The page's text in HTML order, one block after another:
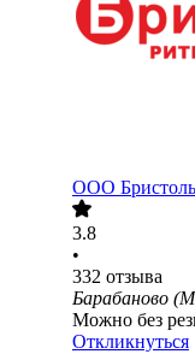
ООО
3.8
•
332 отзыва
Барабаново
Можно без
Откликнуться